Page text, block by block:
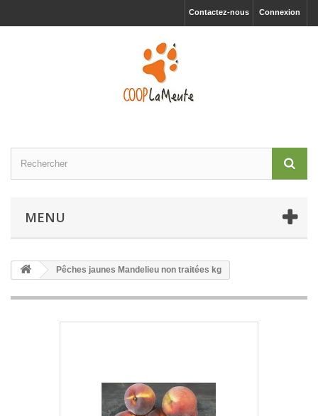
Connexion
Contactez-nous
MENU
Pêches jaunes Mandelieu non traitées kg